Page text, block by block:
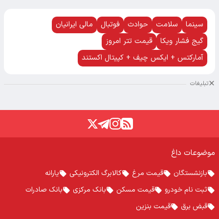
سینما سلامت حوادث فوتبال
مالی ایرانیان
گیج فشار ویکا
قیمت تتر امروز
آمارکتس + ایکس چیف + کپیتال اکستند
تبلیغات
موضوعات داغ
بازنشستگان قیمت مرغ کالابرگ الکترونیکی
یارانه
ثبت نام خودرو
قیمت مسکن بانک مرکزی
بانک صادرات
قبض برق
قیمت بنزین